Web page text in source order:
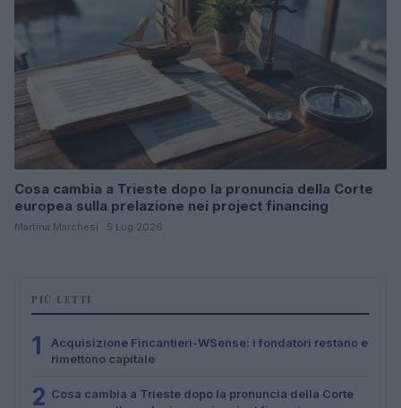
Cosa cambia a Trieste dopo la pronuncia della Corte
europea sulla prelazione nei project financing
Martina Marchesi · 5 Lug 2026
PIÙ LETTI
1
Acquisizione Fincantieri-WSense: i fondatori restano e
rimettono capitale
2 Cosa cambia a Trieste dopo la pronuncia della Corte